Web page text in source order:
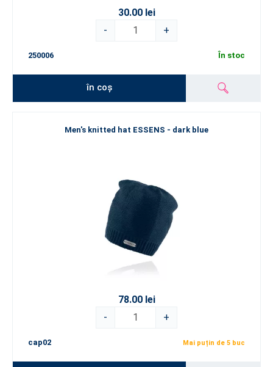
30.00 lei
-
+
250006 În stoc
în coș
Men's knitted hat ESSENS - dark blue
78.00 lei
-
+
cap02 Mai puțin de 5 buc